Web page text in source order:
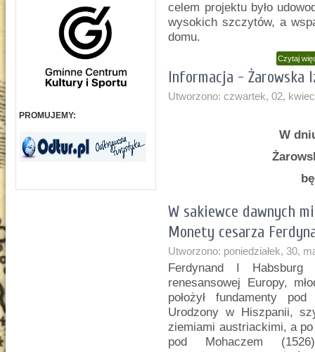
PROMUJEMY:
celem projektu było
wysokich szczytów, a
domu.
Czytaj
Informacja - Żarowska
Utworzono: czwartek, 02,
W
W sakiewce dawnych
Monety cesarza
Utworzono: poniedziałek, 30,
Ferdynand I Habsburg
renesansowej Europy,
położył fundamenty
Urodzony w Hiszpanii,
ziemiami austriackimi, a
pod Mohaczem